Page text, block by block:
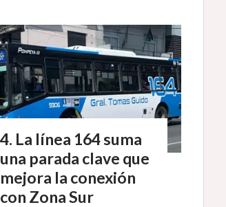
La línea 164 suma
una parada clave que
mejora la conexión
con Zona Sur